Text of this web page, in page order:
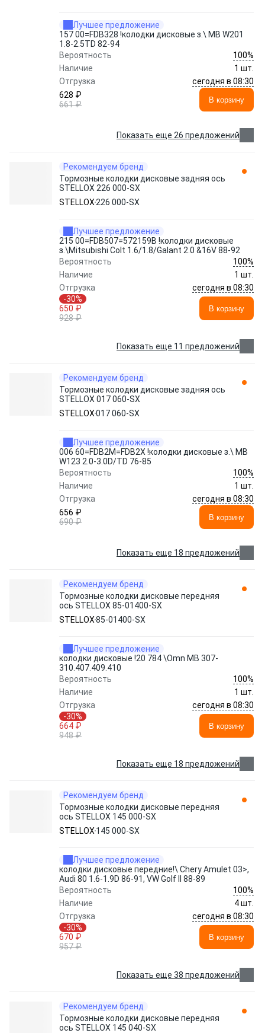
Лучшее предложение
157 00=FDB328 !колодки дисковые з.\ MB W201
1.8-2.5TD 82-94
Вероятность
100%
Наличие
1 шт.
Отгрузка
сегодня в 08:30
628 ₽
661 ₽
В корзину
Показать еще 26 предложений
Рекомендуем бренд
Тормозные колодки дисковые задняя ось
STELLOX 226 000-SX
STELLOX 226 000-SX
Лучшее предложение
215 00=FDB507=572159B !колодки дисковые
з.\Mitsubishi Colt 1.6/1.8/Galant 2.0 &16V 88-92
Вероятность
100%
Наличие
1 шт.
Отгрузка
сегодня в 08:30
-30%
650 ₽
928 ₽
В корзину
Показать еще 11 предложений
Рекомендуем бренд
Тормозные колодки дисковые задняя ось
STELLOX 017 060-SX
STELLOX017 060-SX
Лучшее предложение
006 60=FDB2M=FDB2X !колодки дисковые з.\ MB
W123 2.0-3.0D/TD 76-85
Вероятность
100%
Наличие
1 шт.
Отгрузка
сегодня в 08:30
656 ₽
690 ₽
В корзину
Показать еще 18 предложений
Рекомендуем бренд
Тормозные колодки дисковые передняя
ось STELLOX 85-01400-SX
STELLOX85-01400-SX
Лучшее предложение
колодки дисковые !20 784 \Omn MB 307-
310.407.409.410
Вероятность
100%
Наличие
1 шт.
Отгрузка
сегодня в 08:30
-30%
664 ₽
948 ₽
В корзину
Показать еще 18 предложений
Рекомендуем бренд
Тормозные колодки дисковые передняя
ось STELLOX 145 000-SX
STELLOX 145 000-SX
Лучшее предложение
колодки дисковые передние!\ Chery Amulet 03>,
Audi 80 1.6-1.9D 86-91, VW Golf II 88-89
Вероятность
100%
Наличие
4 шт.
Отгрузка
сегодня в 08:30
-30%
670 ₽
957 ₽
В корзину
Показать еще 38 предложений
Рекомендуем бренд
Тормозные колодки дисковые передняя
ось STELLOX 145 040-SX